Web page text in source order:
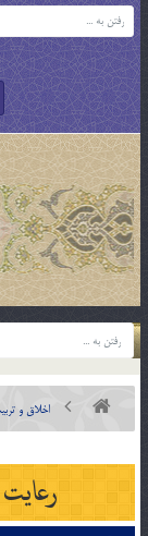
اخلاق و